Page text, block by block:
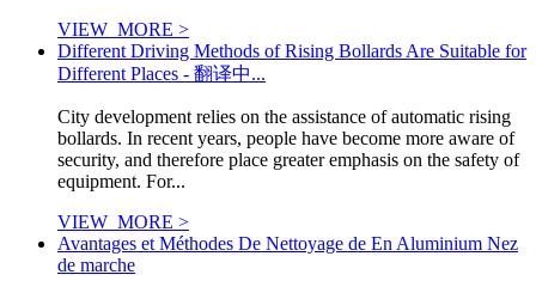
VIEW_MORE >
Different Driving Methods of Rising Bollards Are Suitable for
Different Places - 翻译中...
City development relies on the assistance of automatic rising
bollards. In recent years, people have become more aware of
security, and therefore place greater emphasis on the safety of
equipment. For...
VIEW_MORE >
Avantages et Méthodes De Nettoyage de En Aluminium Nez
de marche